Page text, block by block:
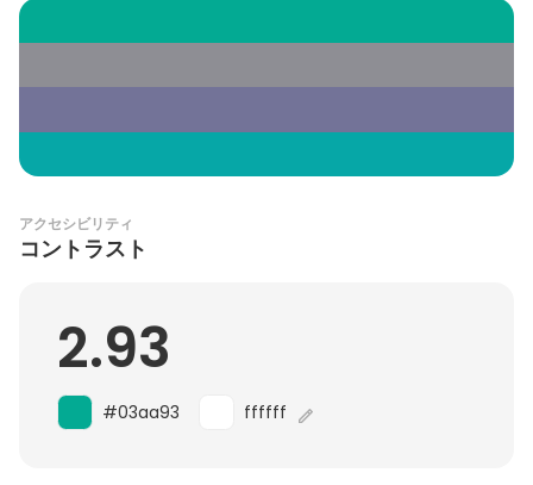
アクセシビリティ
コントラスト
2.93
#03aa93 ffffff